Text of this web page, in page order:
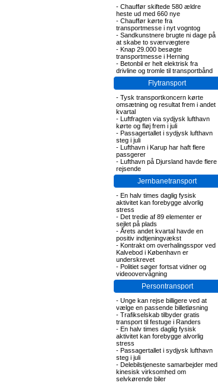
- Chauffør skiftede 580 ældre
heste ud med 660 nye
- Chauffør kørte fra
transportmesse i nyt vogntog
- Sandkunstnere brugte ni dage på
at skabe to sværvægtere
- Knap 29.000 besøgte
transportmesse i Herning
- Betonbil er helt elektrisk fra
drivline og tromle til transportbånd
Flytransport
- Tysk transportkoncern kørte
omsætning og resultat frem i andet
kvartal
- Luftfragten via sydjysk lufthavn
kørte og fløj frem i juli
- Passagertallet i sydjysk lufthavn
steg i juli
- Lufthavn i Karup har haft flere
passgerer
- Lufthavn på Djursland havde flere
rejsende
Jernbanetransport
- En halv times daglig fysisk
aktivitet kan forebygge alvorlig
stress
- Det tredie af 89 elementer er
sejlet på plads
- Årets andet kvartal havde en
positiv indtjeningvækst
- Kontrakt om overhalingsspor ved
Kalvebod i København er
underskrevet
- Politiet søger fortsat vidner og
videoovervågning
Persontransport
- Unge kan rejse billigere ved at
vælge en passende billetløsning
- Trafikselskab tilbyder gratis
transport til festuge i Randers
- En halv times daglig fysisk
aktivitet kan forebygge alvorlig
stress
- Passagertallet i sydjysk lufthavn
steg i juli
- Delebilstjeneste samarbejder med
kinesisk virksomhed om
selvkørende biler